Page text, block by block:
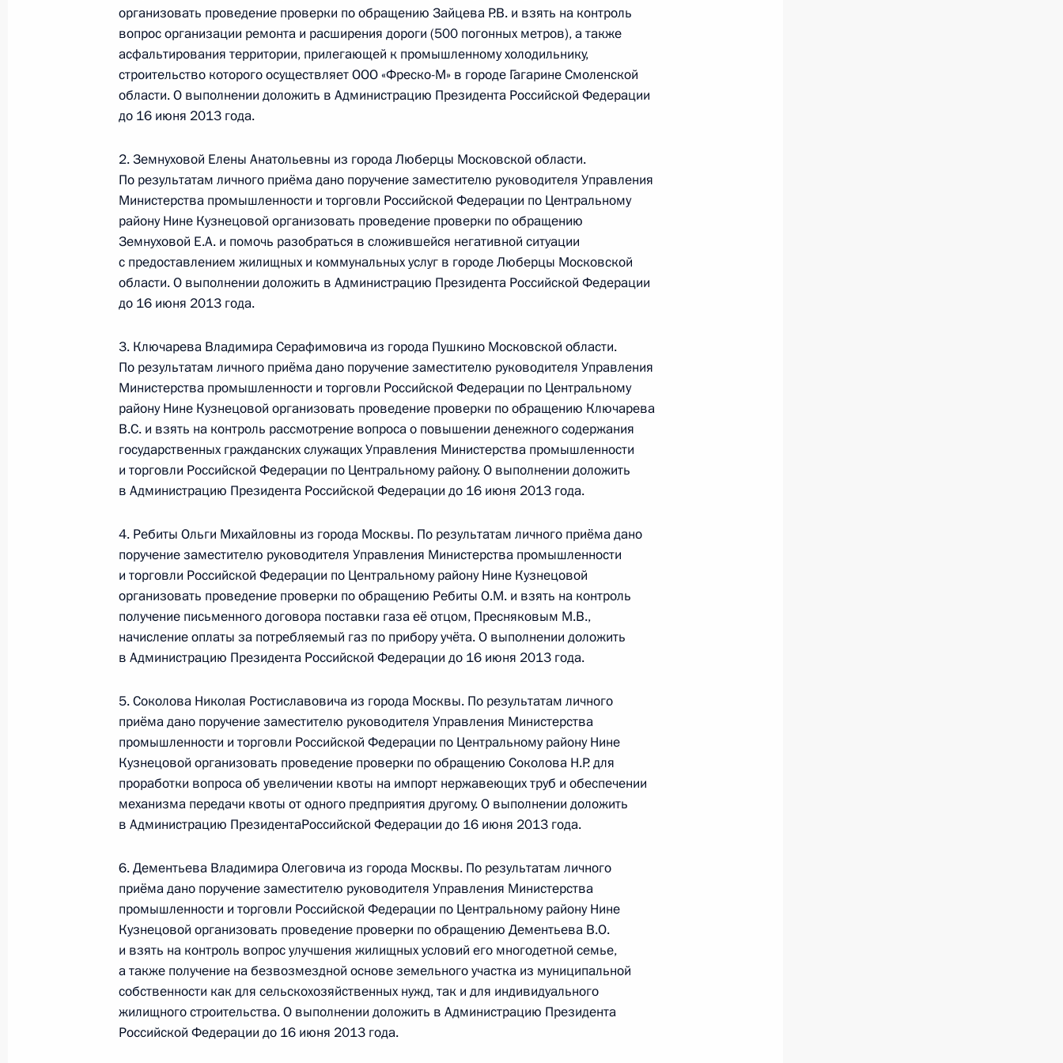
22 мая 2013 года по поручению Президента Российской Федерации руководитель
Управления Федеральной налоговой службы по городу Москве Марина Третьякова
провела в приёмной Президента Российской Федерации по приёму граждан
в Москве личный приём граждан
23 мая 2013 года, 19:08
22 мая 2013 года, среда
Исполнен пункт 6 перечня поручений, данных по итогам работы в Ростовской
области мобильной приёмной Президента
22 мая 2013 года, 18:58
О поручениях, данных губернатору Нижегородской области по итогам работы
мобильной приёмной Президента Российской Федерации в Нижегородской области
22 мая 2013 года, 18:21
22 мая 2013 года по поручению Президента Российской Федерации Руководитель
Администрации Президента Российской Федерации Сергей Иванов провёл
в режиме видео-конференц-связи
22 мая 2013 года, 14:51
20 мая 2013 года, понедельник
Исполнено поручение, данное по итогам личного приёма в режиме видео-
конференц-связи жителя Ленинградской области, проведённого по поручению
Президента Российской Федерации начальником Управления Президента
Российской Федерации по общественным проектам Павла Зеньковича в Приёмной
Президента по приёму граждан в Москве 21 декабря 2012 года
20 мая 2013 года, 20:19
конференц-связи жительницы Республики Адыгея, проведённого по поручению
Президента Российской Федерации начальником Управления Президента
Российской Федерации по общественным проектам Павла Зеньковича в Приёмной
Президента по приёму граждан в Москве 21 декабря 2012 года
20 мая 2013 года, 20:19
Продолжен контроль исполнения поручения, данного по итогам личного приёма
организовать проведение проверки по обращению Зайцева Р.В. и взять на контроль
вопрос организации ремонта и расширения дороги (500 погонных метров), а также
асфальтирования территории, прилегающей к промышленному холодильнику,
строительство которого осуществляет ООО «Фреско-М» в городе Гагарине Смоленской
области. О выполнении доложить в Администрацию Президента Российской Федерации
до 16 июня 2013 года.
2. Земнуховой Елены Анатольевны из города Люберцы Московской области.
По результатам личного приёма дано поручение заместителю руководителя Управления
Министерства промышленности и торговли Российской Федерации по Центральному
району Нине Кузнецовой организовать проведение проверки по обращению
Земнуховой Е.А. и помочь разобраться в сложившейся негативной ситуации
с предоставлением жилищных и коммунальных услуг в городе Люберцы Московской
области. О выполнении доложить в Администрацию Президента Российской Федерации
до 16 июня 2013 года.
3. Ключарева Владимира Серафимовича из города Пушкино Московской области.
По результатам личного приёма дано поручение заместителю руководителя Управления
Министерства промышленности и торговли Российской Федерации по Центральному
району Нине Кузнецовой организовать проведение проверки по обращению Ключарева
В.С. и взять на контроль рассмотрение вопроса о повышении денежного содержания
государственных гражданских служащих Управления Министерства промышленности
и торговли Российской Федерации по Центральному району. О выполнении доложить
в Администрацию Президента Российской Федерации до 16 июня 2013 года.
4. Ребиты Ольги Михайловны из города Москвы. По результатам личного приёма дано
поручение заместителю руководителя Управления Министерства промышленности
и торговли Российской Федерации по Центральному району Нине Кузнецовой
организовать проведение проверки по обращению Ребиты О.М. и взять на контроль
получение письменного договора поставки газа её отцом, Пресняковым М.В.,
начисление оплаты за потребляемый газ по прибору учёта. О выполнении доложить
в Администрацию Президента Российской Федерации до 16 июня 2013 года.
5. Соколова Николая Ростиславовича из города Москвы. По результатам личного
приёма дано поручение заместителю руководителя Управления Министерства
промышленности и торговли Российской Федерации по Центральному району Нине
Кузнецовой организовать проведение проверки по обращению Соколова Н.Р. для
проработки вопроса об увеличении квоты на импорт нержавеющих труб и обеспечении
механизма передачи квоты от одного предприятия другому. О выполнении доложить
в Администрацию ПрезидентаРоссийской Федерации до 16 июня 2013 года.
6. Дементьева Владимира Олеговича из города Москвы. По результатам личного
приёма дано поручение заместителю руководителя Управления Министерства
промышленности и торговли Российской Федерации по Центральному району Нине
Кузнецовой организовать проведение проверки по обращению Дементьева В.О.
и взять на контроль вопрос улучшения жилищных условий его многодетной семье,
а также получение на безвозмездной основе земельного участка из муниципальной
собственности как для сельскохозяйственных нужд, так и для индивидуального
жилищного строительства. О выполнении доложить в Администрацию Президента
Российской Федерации до 16 июня 2013 года.